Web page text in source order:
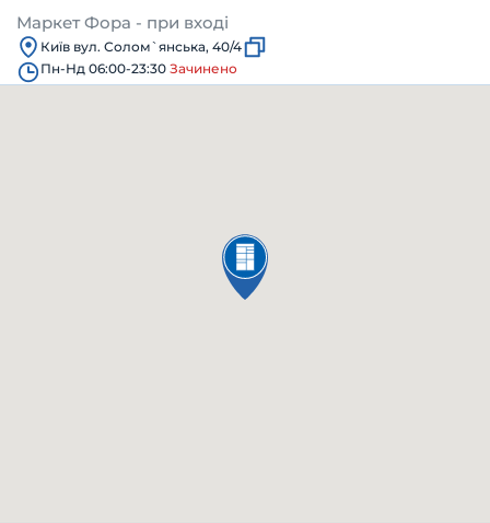
Маркет Фора - при вході
Київ вул. Солом`янська, 40/4
Пн-Нд 06:00-23:30 Зачинено